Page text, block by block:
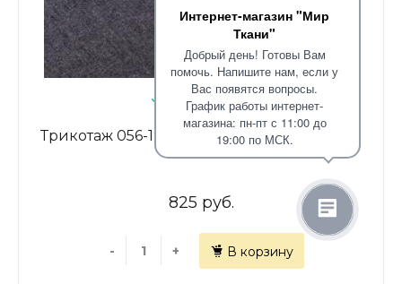
Интернет-магазин "Мир
Ткани"
Добрый день! Готовы Вам
помочь. Напишите нам, если у
Вас появятся вопросы.
График работы интернет-
магазина: пн-пт с 11:00 до
19:00 по МСК.
В наличии: 60
Трикотаж 056-19770 черный меланж
825 руб.
- + В корзину